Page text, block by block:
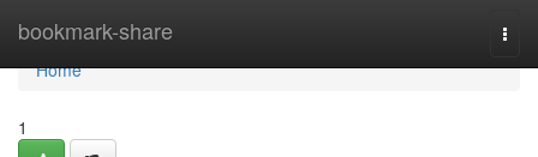
bookmark-share
Home
Home
1